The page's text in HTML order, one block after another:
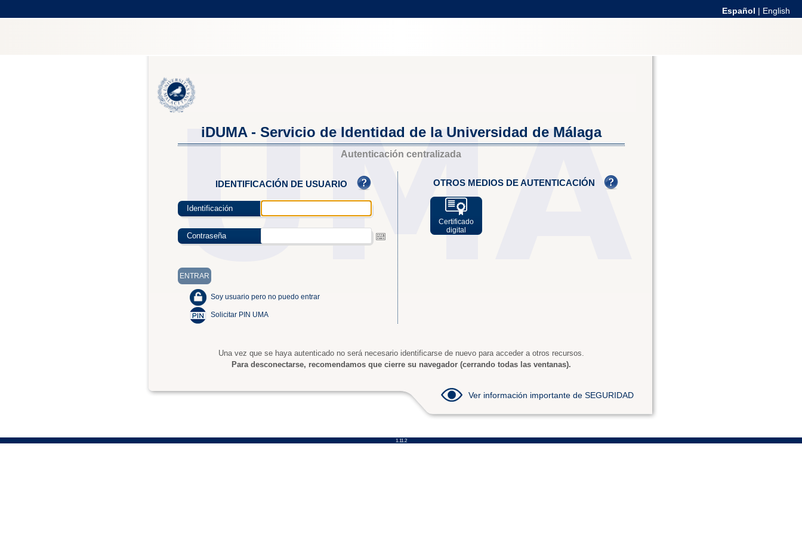
Español | English
iDUMA - Servicio de Identidad de la Universidad de Málaga
Autenticación centralizada
IDENTIFICACIÓN DE USUARIO
Identificación
Contraseña
Soy usuario pero no puedo entrar
Solicitar PIN UMA
OTROS MEDIOS DE AUTENTICACIÓN
Certificado
digital
Una vez que se haya autenticado no será necesario identificarse de nuevo para acceder a otros recursos.
Para desconectarse, recomendamos que cierre su navegador (cerrando todas las ventanas).
Ver información importante de SEGURIDAD
1.11.2